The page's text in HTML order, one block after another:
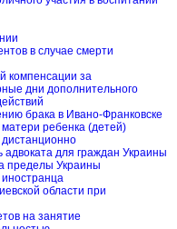
в случае смерти
компенсации за
дни дополнительного
брака в Ивано-Франковске
ребенка (детей)
для граждан Украины
пределы Украины
области при
на занятие